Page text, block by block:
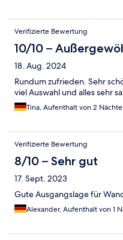
Verifizierte Bewertung
10/10 –
18. Aug. 2024
Rundum zufrieden. Sehr
viel Auswahl und alles sehr
Tina, Aufenthalt von 2
Verifizierte Bewertung
8/10 – Sehr gut
17. Sept. 2023
Gute Ausgangslage für
Alexander, Aufenthalt von 1